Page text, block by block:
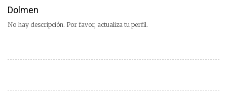
Dolmen
No hay descripción. Por favor, actualiza tu perfil.